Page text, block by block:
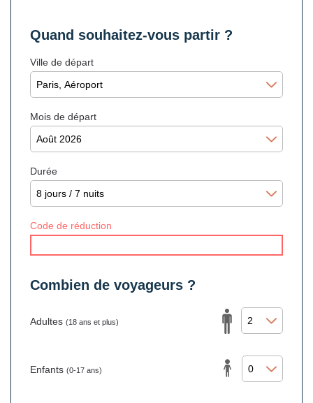
Quand souhaitez-vous partir ?
Ville de départ
Mois de départ
Durée
Code de réduction
Combien de voyageurs ?
Adultes (18 ans et plus)
Enfants (0-17 ans)